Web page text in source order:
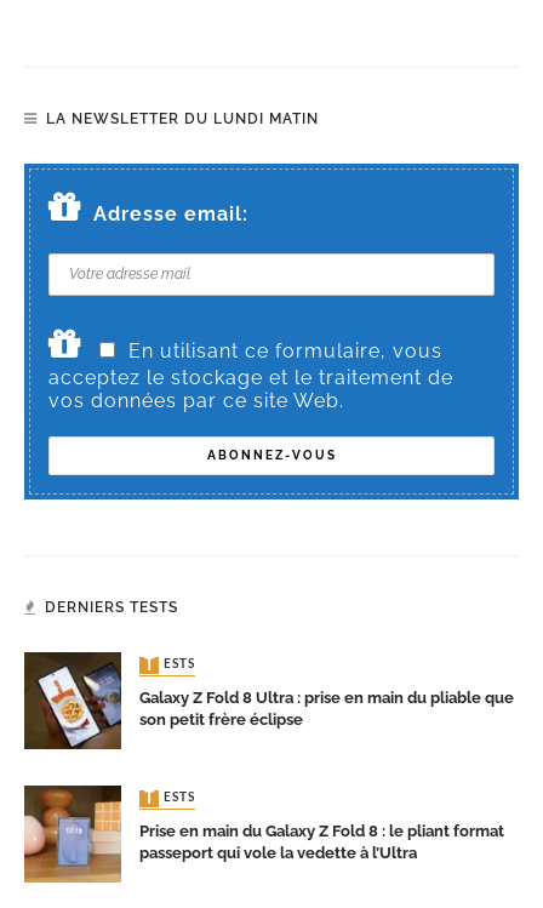
LA NEWSLETTER DU LUNDI MATIN
Adresse email:
En utilisant ce formulaire, vous
acceptez le stockage et le traitement de
vos données par ce site Web.
DERNIERS TESTS
TESTS
Galaxy Z Fold 8 Ultra : prise en main du pliable que
son petit frère éclipse
TESTS
Prise en main du Galaxy Z Fold 8 : le pliant format
passeport qui vole la vedette à l’Ultra